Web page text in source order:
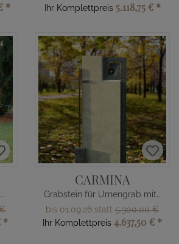
*
Ihr Komplettpreis 5.118,75 € *
Moderner Grabstein Glas & Bronze Figuren
*
CARMINA
Grabstein für Urnengrab mit Kreuz
bis 01.09.26 statt 5.300,00 €
Ihr Komplettpreis 4.637,50 € *